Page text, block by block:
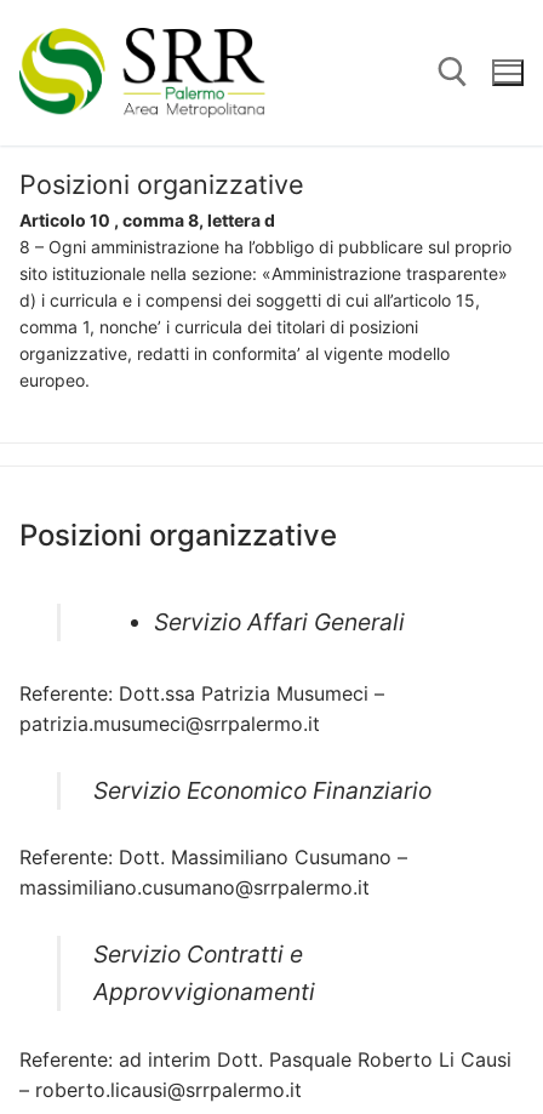
contenuto
Cerca:
Posizioni organizzative
Articolo 10 , comma 8, lettera d
8 – Ogni amministrazione ha l’obbligo di pubblicare sul proprio
sito istituzionale nella sezione: «Amministrazione trasparente»
d) i curricula e i compensi dei soggetti di cui all’articolo 15,
comma 1, nonche’ i curricula dei titolari di posizioni
organizzative, redatti in conformita’ al vigente modello
europeo.
Posizioni organizzative
Servizio Affari Generali
Referente: Dott.ssa Patrizia Musumeci –
patrizia.musumeci@srrpalermo.it
Servizio Economico Finanziario
Referente: Dott. Massimiliano Cusumano –
massimiliano.cusumano@srrpalermo.it
Servizio Contratti e
Approvvigionamenti
Referente: ad interim Dott. Pasquale Roberto Li Causi
– roberto.licausi@srrpalermo.it